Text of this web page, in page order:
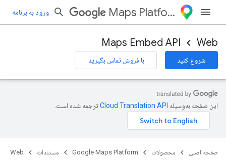
Maps Platform ورود به برنامه
Web
Maps Embed API
شروع کنید با فروش تماس بگیرید
این صفحه به‌وسیله ترجمه شده است.
صفحه اصلی محصولات Google Maps Platform مستندات
Web